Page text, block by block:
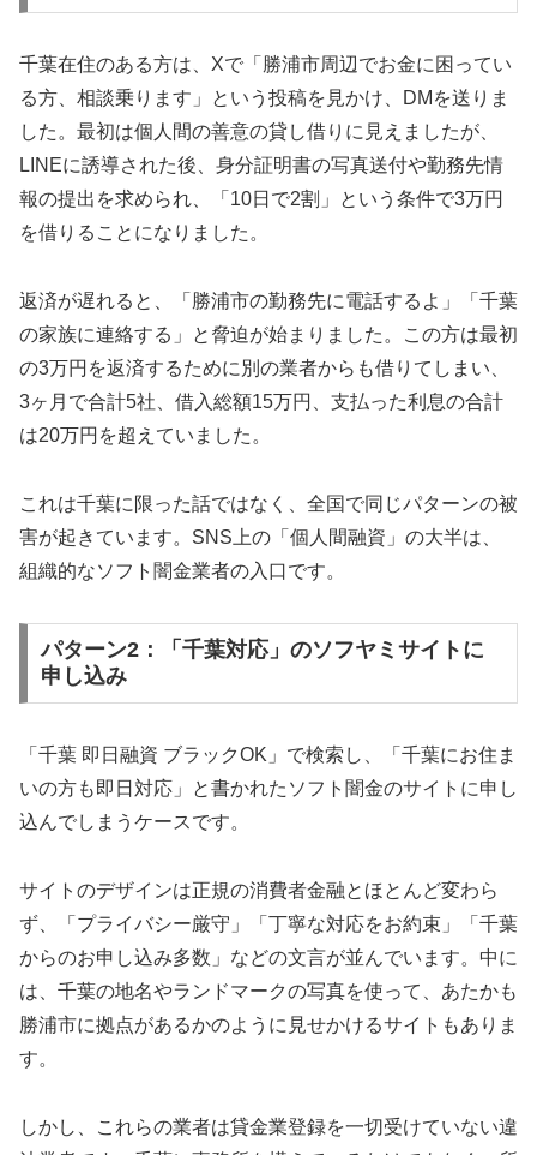
千葉在住のある方は、Xで「勝浦市周辺でお金に困ってい
る方、相談乗ります」という投稿を見かけ、DMを送りま
した。最初は個人間の善意の貸し借りに見えましたが、
LINEに誘導された後、身分証明書の写真送付や勤務先情
報の提出を求められ、「10日で2割」という条件で3万円
を借りることになりました。
返済が遅れると、「勝浦市の勤務先に電話するよ」「千葉
の家族に連絡する」と脅迫が始まりました。この方は最初
の3万円を返済するために別の業者からも借りてしまい、
3ヶ月で合計5社、借入総額15万円、支払った利息の合計
は20万円を超えていました。
これは千葉に限った話ではなく、全国で同じパターンの被
害が起きています。SNS上の「個人間融資」の大半は、
組織的なソフト闇金業者の入口です。
パターン2：「千葉対応」のソフヤミサイトに
申し込み
「千葉 即日融資 ブラックOK」で検索し、「千葉にお住ま
いの方も即日対応」と書かれたソフト闇金のサイトに申し
込んでしまうケースです。
サイトのデザインは正規の消費者金融とほとんど変わら
ず、「プライバシー厳守」「丁寧な対応をお約束」「千葉
からのお申し込み多数」などの文言が並んでいます。中に
は、千葉の地名やランドマークの写真を使って、あたかも
勝浦市に拠点があるかのように見せかけるサイトもありま
す。
しかし、これらの業者は貸金業登録を一切受けていない違